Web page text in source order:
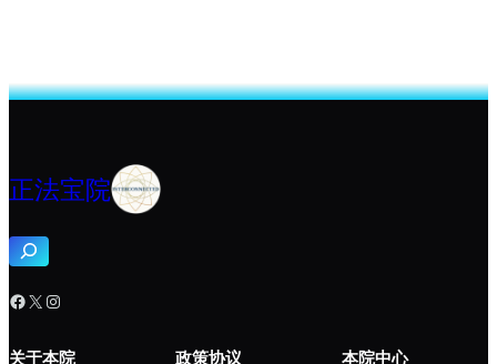
正法宝院
索
Facebook X Instagram
关于本院 政策协议 本院中心